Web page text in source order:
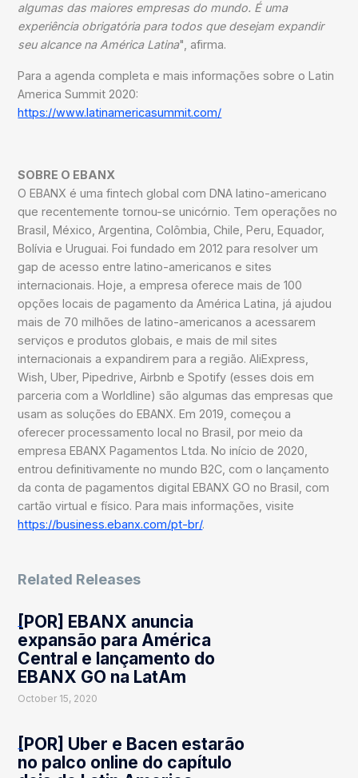
algumas das maiores empresas do mundo. É uma
experiência obrigatória para todos que desejam expandir
seu alcance na América Latina", afirma.
Para a agenda completa e mais informações sobre o Latin
America Summit 2020:
https://www.latinamericasummit.com/
SOBRE O EBANX
O EBANX é uma fintech global com DNA latino-americano
que recentemente tornou-se unicórnio. Tem operações no
Brasil, México, Argentina, Colômbia, Chile, Peru, Equador,
Bolívia e Uruguai. Foi fundado em 2012 para resolver um
gap de acesso entre latino-americanos e sites
internacionais. Hoje, a empresa oferece mais de 100
opções locais de pagamento da América Latina, já ajudou
mais de 70 milhões de latino-americanos a acessarem
serviços e produtos globais, e mais de mil sites
internacionais a expandirem para a região. AliExpress,
Wish, Uber, Pipedrive, Airbnb e Spotify (esses dois em
parceria com a Worldline) são algumas das empresas que
usam as soluções do EBANX. Em 2019, começou a
oferecer processamento local no Brasil, por meio da
empresa EBANX Pagamentos Ltda. No início de 2020,
entrou definitivamente no mundo B2C, com o lançamento
da conta de pagamentos digital EBANX GO no Brasil, com
cartão virtual e físico. Para mais informações, visite
https://business.ebanx.com/pt-br/.
Related Releases
[POR] EBANX anuncia
expansão para América
Central e lançamento do
EBANX GO na LatAm
October 15, 2020
[POR] Uber e Bacen estarão
no palco online do capítulo